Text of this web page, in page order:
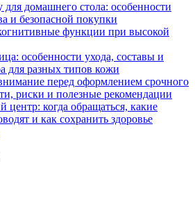
домашнего стола: особенности
и безопасной покупки
функции при высокой
особенности ухода, составы и
для разных типов кожи
перед оформлением срочного
риски и полезные рекомендации
центр: когда обращаться, какие
и как сохранить здоровье